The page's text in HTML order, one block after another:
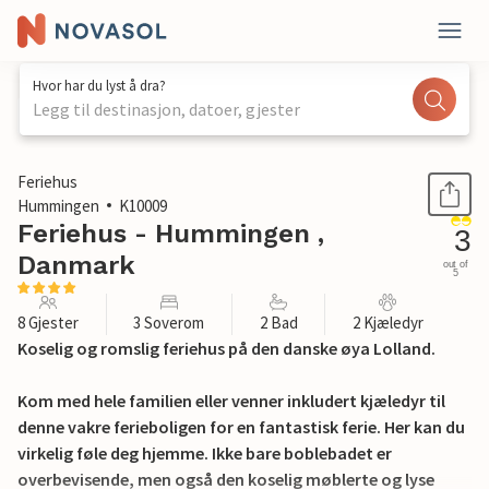
Hvor har du lyst å dra?
Legg til destinasjon, datoer, gjester
1 / 23
Feriehus
Hummingen
K10009
Feriehus - Hummingen ,
Danmark
3
out of
5
8 Gjester 3 Soverom 2 Bad 2 Kjæledyr
Koselig og romslig feriehus på den danske øya Lolland.
Kom med hele familien eller venner inkludert kjæledyr til
denne vakre ferieboligen for en fantastisk ferie. Her kan du
virkelig føle deg hjemme. Ikke bare boblebadet er
overbevisende, men også den koselig møblerte og lyse